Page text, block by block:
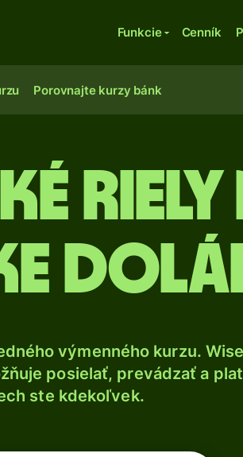
Funkcie Cenník
Porovnajte kurzy bánk
riely
výmenného kurzu.
posielať, prevádzať a
ste kdekoľvek.